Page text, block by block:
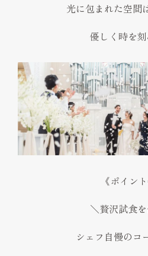
光に包まれた空間
優しく時を
《ポイン
＼贅沢試食
シェフ自慢のコ